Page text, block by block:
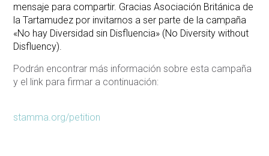
mensaje para compartir. Gracias Asociación Británica de
la Tartamudez por invitarnos a ser parte de la campaña
«No hay Diversidad sin Disfluencia» (No Diversity without
Disfluency).
Podrán encontrar más información sobre esta campaña
y el link para firmar a continuación:
stamma.org/petition